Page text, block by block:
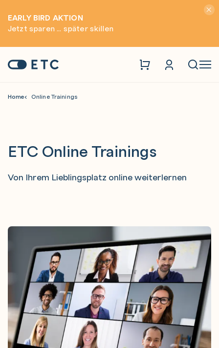
EARLY BIRD AKTION
Jetzt sparen ... später skillen
Startseite: ETC
Home Online Trainings
ETC Online Trainings
Von Ihrem Lieblingsplatz online weiterlernen